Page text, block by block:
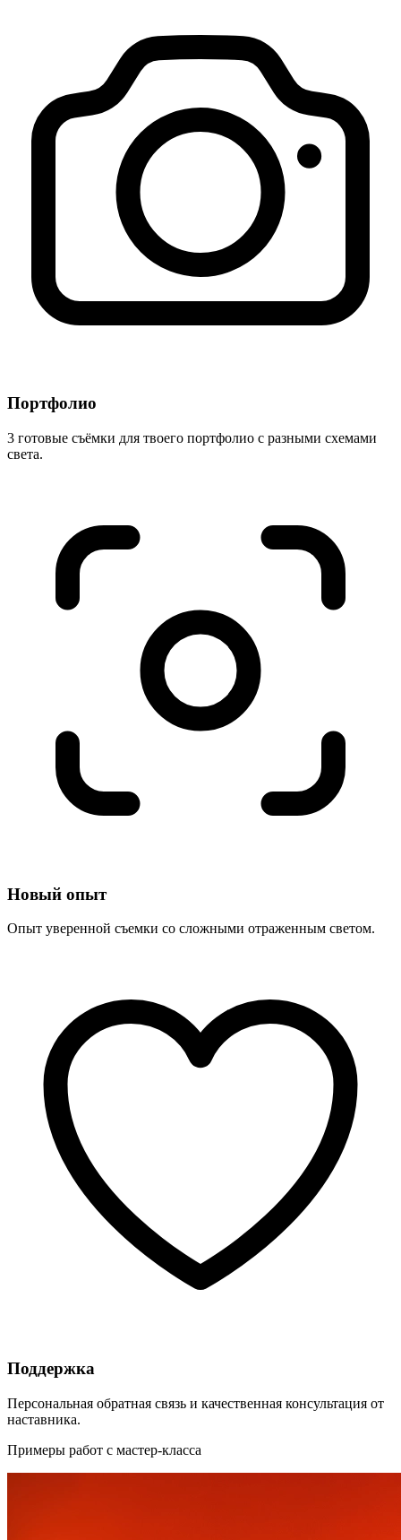
Портфолио
3 готовые съёмки для твоего портфолио с разными схемами
света.
Новый опыт
Опыт уверенной съемки со сложными отраженным светом.
Поддержка
Персональная обратная связь и качественная консультация от
наставника.
Примеры работ с мастер-класса